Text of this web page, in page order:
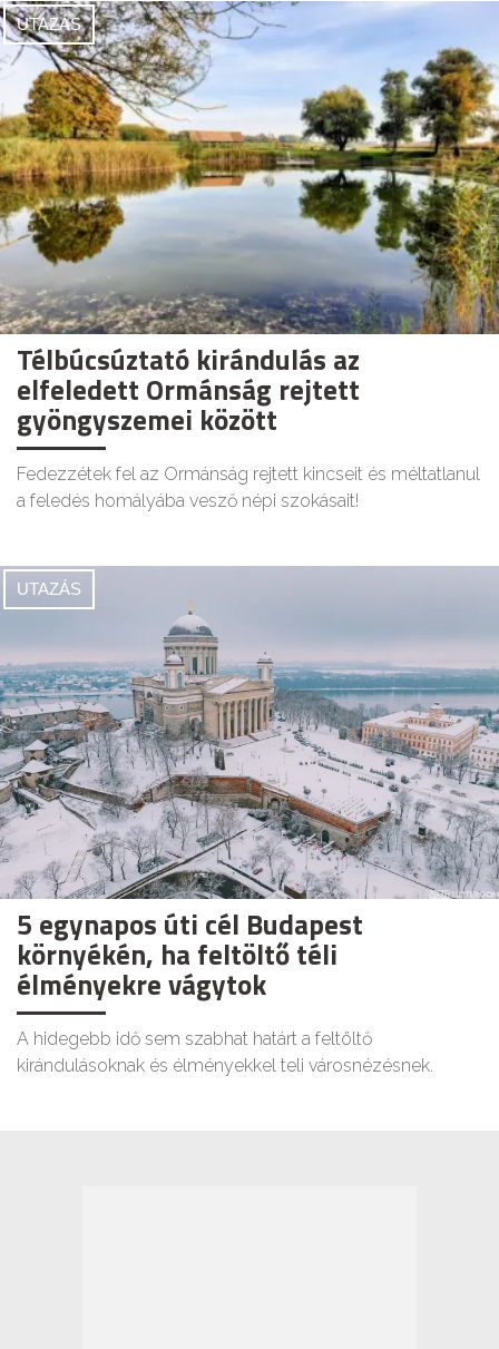
UTAZÁS
Télbúcsúztató kirándulás az
elfeledett Ormánság rejtett
gyöngyszemei között
Fedezzétek fel az Ormánság rejtett kincseit és méltatlanul
a feledés homályába vesző népi szokásait!
UTAZÁS
5 egynapos úti cél Budapest
környékén, ha feltöltő téli
élményekre vágytok
A hidegebb idő sem szabhat határt a feltöltő
kirándulásoknak és élményekkel teli városnézésnek.